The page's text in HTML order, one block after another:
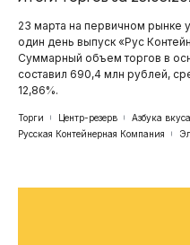
23 марта на первичном рынке
один день выпуск «Рус
Суммарный объем торгов в
составил 690,4 млн рублей,
12,86%.
Торги Центр-резерв Азбука вкуса
Русская Контейнерная Компания